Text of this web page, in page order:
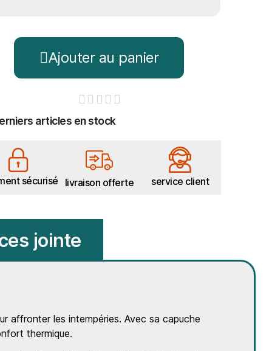
Ajouter au panier
    
articles en stock
sécurisé livraison offerte service client
jointe
affronter les intempéries. Avec sa capuche
thermique.